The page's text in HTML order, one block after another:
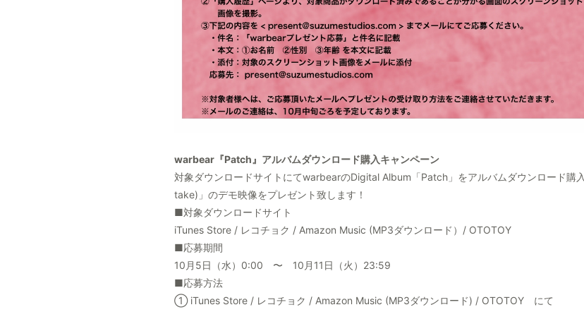
warbear『Patch』アルバムダウンロード購入キャンペーン
対象ダウンロードサイトにてwarbearのDigital Album「Patch」をアルバムダウンロード購
take)」のデモ映像をプレゼント致します！
■対象ダウンロードサイト
iTunes Store / レコチョク / Amazon Music (MP3ダウンロード）/ OTOTOY
■応募期間
10月5日（水）0:00 〜 10月11日（火）23:59
■応募方法
① iTunes Store / レコチョク / Amazon Music (MP3ダウンロード) / OTOTOY にて